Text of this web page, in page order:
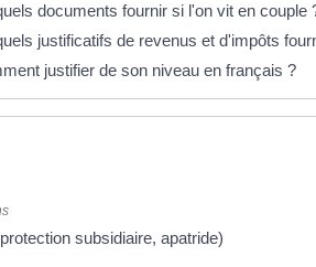
documents fournir si l'on vit en couple
justificatifs de revenus et d'impôts
justifier de son niveau en français ?
subsidiaire, apatride)